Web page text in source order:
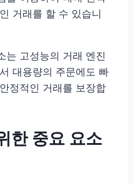
거래를 할 수 있습니
는 고성능의 거래 엔진
대용량의 주문에도 빠
정적인 거래를 보장합
한 중요 요소